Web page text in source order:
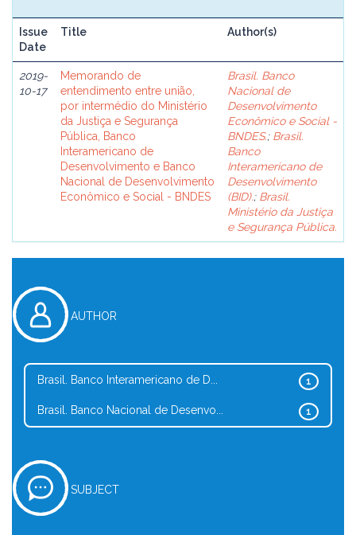
Issue
Date
Title Author(s)
2019-
10-17
Memorando de
entendimento entre união,
por intermédio do Ministério
da Justiça e Segurança
Pública, Banco
Interamericano de
Desenvolvimento e Banco
Nacional de Desenvolvimento
Econômico e Social - BNDES
Brasil. Banco
Nacional de
Desenvolvimento
Econômico e Social -
BNDES.; Brasil.
Banco
Interamericano de
Desenvolvimento
(BID).; Brasil.
Ministério da Justiça
e Segurança Pública.
AUTHOR
1
Brasil. Banco Interamericano de D...
1
Brasil. Banco Nacional de Desenvo...
SUBJECT